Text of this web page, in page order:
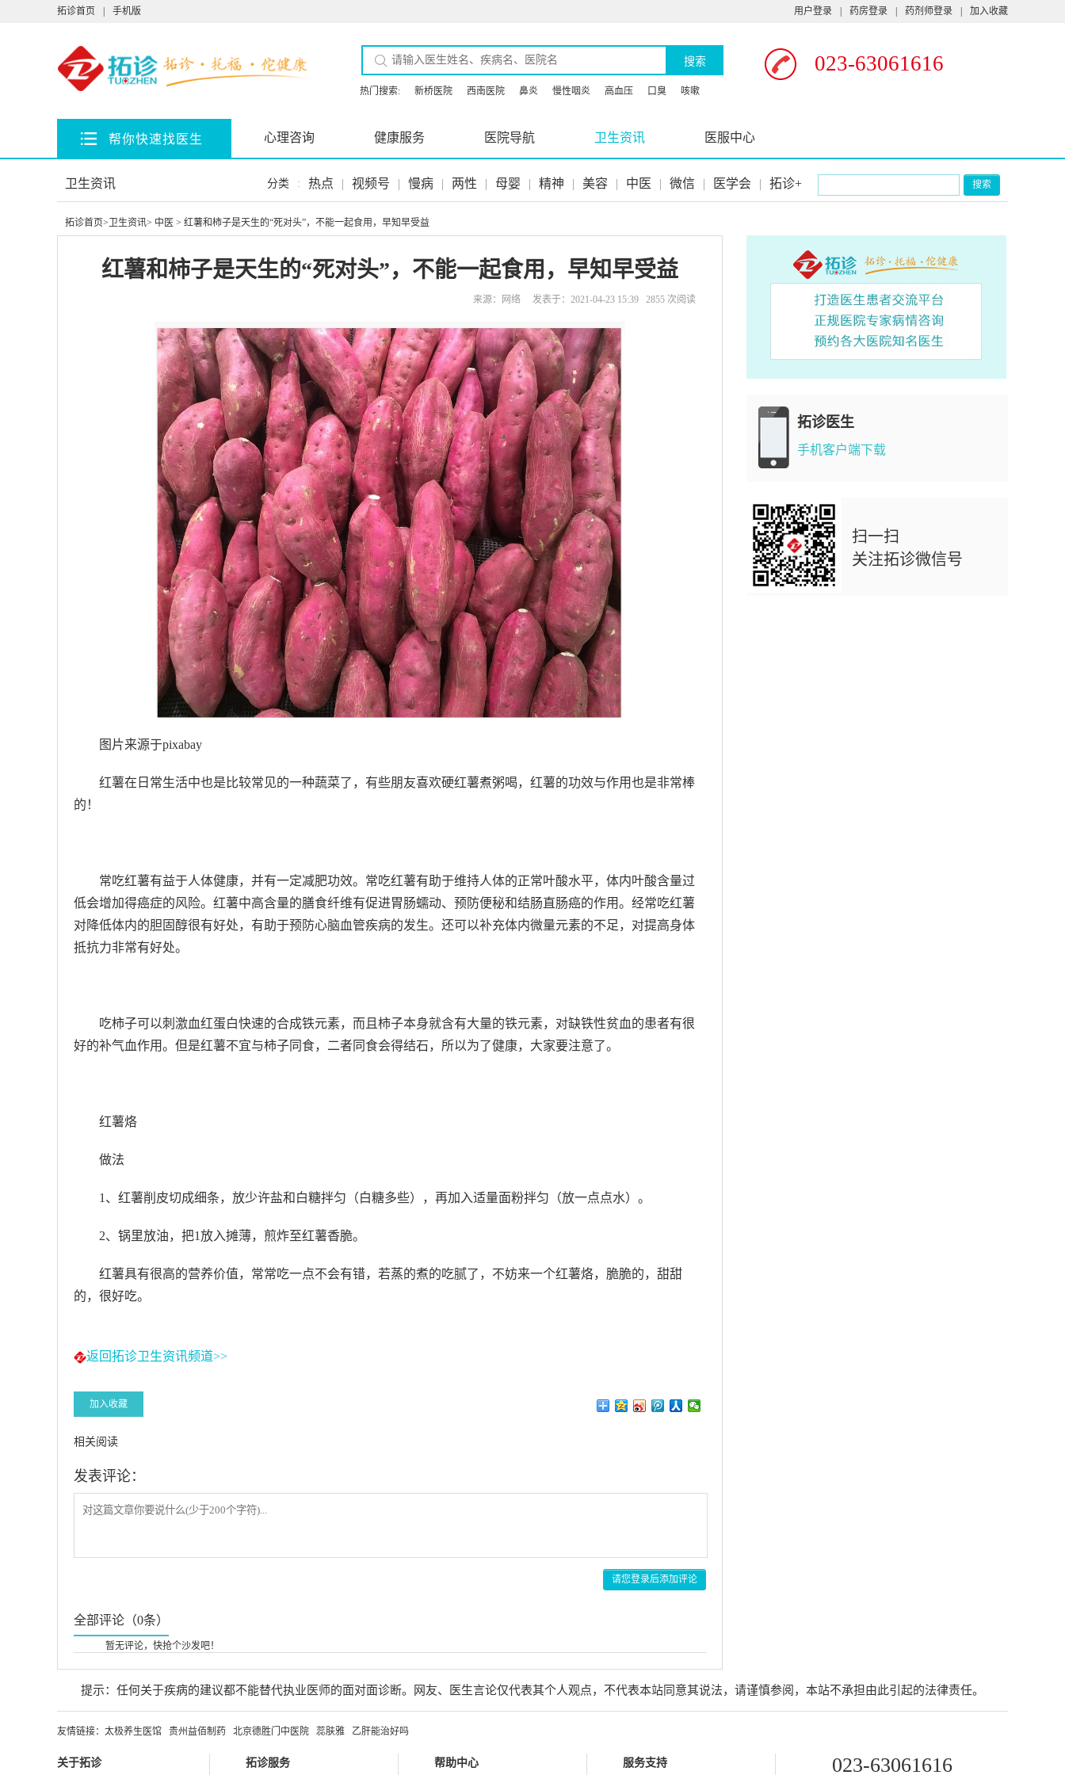
拓诊首页 手机版 用户登录 药房登录 药剂师登录 加入收藏
搜索 023-63061616
热门搜索: 新桥医院 西南医院 鼻炎 慢性咽炎 高血压 口臭 咳嗽
帮你快速找医生 心理咨询 健康服务 医院导航 卫生资讯 医服中心
卫生资讯 分类 : 热点 | 视频号 | 慢病 | 两性 | 母婴 | 精神 | 美容 | 中医 | 微信 | 医学会 | 拓诊+ 搜索
拓诊首页> 卫生资讯> 中医 > 红薯和柿子是天生的“死对头”，不能一起食用，早知早受益
红薯和柿子是天生的“死对头”，不能一起食用，早知早受益
来源：网络 发表于：2021-04-23 15:39 2855 次阅读
图片来源于pixabay
红薯在日常生活中也是比较常见的一种蔬菜了，有些朋友喜欢硬红薯煮粥喝，红薯的功效与作用也是非常棒
的！
常吃红薯有益于人体健康，并有一定减肥功效。常吃红薯有助于维持人体的正常叶酸水平，体内叶酸含量过
低会增加得癌症的风险。红薯中高含量的膳食纤维有促进胃肠蠕动、预防便秘和结肠直肠癌的作用。经常吃红薯
对降低体内的胆固醇很有好处，有助于预防心脑血管疾病的发生。还可以补充体内微量元素的不足，对提高身体
抵抗力非常有好处。
吃柿子可以刺激血红蛋白快速的合成铁元素，而且柿子本身就含有大量的铁元素，对缺铁性贫血的患者有很
好的补气血作用。但是红薯不宜与柿子同食，二者同食会得结石，所以为了健康，大家要注意了。
红薯烙
做法
1、红薯削皮切成细条，放少许盐和白糖拌匀（白糖多些），再加入适量面粉拌匀（放一点点水）。
2、锅里放油，把1放入摊薄，煎炸至红薯香脆。
红薯具有很高的营养价值，常常吃一点不会有错，若蒸的煮的吃腻了，不妨来一个红薯烙，脆脆的，甜甜
的，很好吃。
返回拓诊卫生资讯频道>>
加入收藏
相关阅读
发表评论：
请您登录后添加评论
全部评论（0条）
暂无评论，快抢个沙发吧！
拓诊医生
手机客户端下载
扫一扫
关注拓诊微信号
提示：任何关于疾病的建议都不能替代执业医师的面对面诊断。网友、医生言论仅代表其个人观点，不代表本站同意其说法，请谨慎参阅，本站不承担由此引起的法律责任。
友情链接： 太极养生医馆 贵州益佰制药 北京德胜门中医院 蕊肤雅 乙肝能治好吗
关于拓诊 拓诊服务 帮助中心 服务支持 023-63061616